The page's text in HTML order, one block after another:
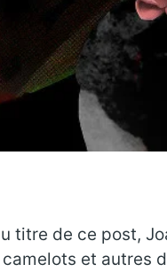
titre de ce post,
et autres